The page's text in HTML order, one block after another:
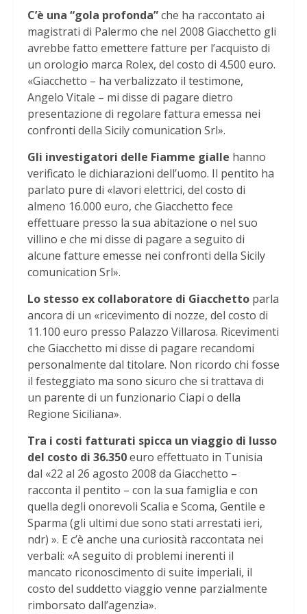
C’è una “gola profonda”che ha raccontato ai
magistrati di Palermo che nel 2008 Giacchetto gli
avrebbe fatto emettere fatture per l’acquisto di
un orologio marca Rolex, del costo di 4.500 euro.
«Giacchetto – ha verbalizzato il testimone,
Angelo Vitale – mi disse di pagare dietro
presentazione di regolare fattura emessa nei
confronti della Sicily comunication Srl».
Gli investigatori delle Fiamme gialle hanno
verificato le dichiarazioni dell’uomo. Il pentito ha
parlato pure di «lavori elettrici, del costo di
almeno 16.000 euro, che Giacchetto fece
effettuare presso la sua abitazione o nel suo
villino e che mi disse di pagare a seguito di
alcune fatture emesse nei confronti della Sicily
comunication Srl».
Lo stesso ex collaboratore di Giacchetto parla
ancora di un «ricevimento di nozze, del costo di
11.100 euro presso Palazzo Villarosa. Ricevimenti
che Giacchetto mi disse di pagare recandomi
personalmente dal titolare. Non ricordo chi fosse
il festeggiato ma sono sicuro che si trattava di
un parente di un funzionario Ciapi o della
Regione Siciliana».
Tra i costi fatturati spicca un viaggio di lusso
del costo di 36.350euro effettuato in Tunisia
dal «22 al 26 agosto 2008 da Giacchetto –
racconta il pentito – con la sua famiglia e con
quella degli onorevoli Scalia e Scoma, Gentile e
Sparma (gli ultimi due sono stati arrestati ieri,
ndr) ». E c’è anche una curiosità raccontata nei
verbali: «A seguito di problemi inerenti il
mancato riconoscimento di suite imperiali, il
costo del suddetto viaggio venne parzialmente
rimborsato dall’agenzia».